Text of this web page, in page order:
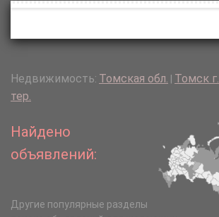
Недвижимость: Томская обл. Томск г.
тер.
Найдено
объявлений:
Другие популярные разделы